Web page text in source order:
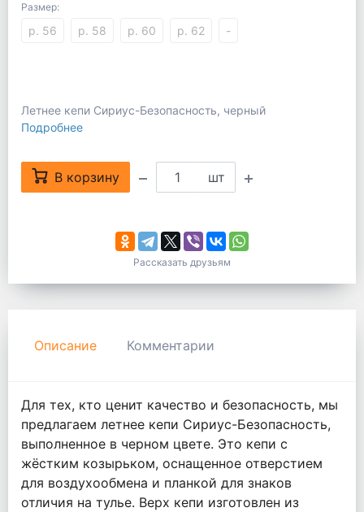
Размер:
р. 56 р. 58 р. 60 р. 62 -
Летнее кепи Сириус-Безопасность, черный
Подробнее
В корзину шт
Рассказать друзьям
Описание Комментарии
Для тех, кто ценит качество и безопасность, мы
предлагаем летнее кепи Сириус-Безопасность,
выполненное в черном цвете. Это кепи с
жёстким козырьком, оснащенное отверстием
для воздухообмена и планкой для знаков
отличия на тулье. Верх кепи изготовлен из